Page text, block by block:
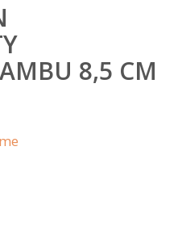
8,5 CM